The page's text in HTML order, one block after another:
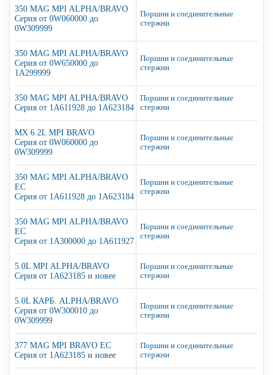
350 MAG MPI ALPHA/BRAVO
Серия от 0W060000 до
0W309999
Поршни и соединительные
стержни
350 MAG MPI ALPHA/BRAVO
Серия от 0W650000 до
1A299999
Поршни и соединительные
стержни
350 MAG MPI ALPHA/BRAVO
Серия от 1A611928 до 1A623184
Поршни и соединительные
стержни
MX 6.2L MPI BRAVO
Серия от 0W060000 до
0W309999
Поршни и соединительные
стержни
350 MAG MPI ALPHA/BRAVO
EC
Серия от 1A611928 до 1A623184
Поршни и соединительные
стержни
350 MAG MPI ALPHA/BRAVO
EC
Серия от 1A300000 до 1A611927
Поршни и соединительные
стержни
5.0L MPI ALPHA/BRAVO
Серия от 1A623185 и новее
Поршни и соединительные
стержни
5.0L КАРБ. ALPHA/BRAVO
Серия от 0W300010 до
0W309999
Поршни и соединительные
стержни
377 MAG MPI BRAVO EC
Серия от 1A623185 и новее
Поршни и соединительные
стержни